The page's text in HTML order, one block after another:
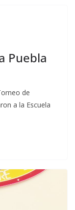
Puebla
de
a la Escuela